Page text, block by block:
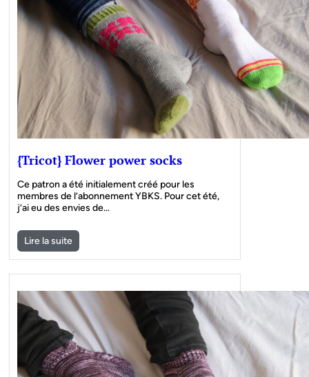
{Tricot} Flower power socks
Ce patron a été initialement créé pour les
membres de l’abonnement YBKS. Pour cet été,
j’ai eu des envies de…
Lire la suite